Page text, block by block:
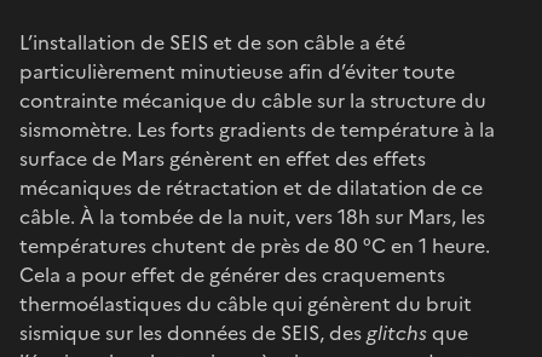
L’installation de SEIS et de son câble a été
particulièrement minutieuse afin d’éviter toute
contrainte mécanique du câble sur la structure du
sismomètre. Les forts gradients de température à la
surface de Mars génèrent en effet des effets
mécaniques de rétractation et de dilatation de ce
câble. À la tombée de la nuit, vers 18h sur Mars, les
températures chutent de près de 80 °C en 1 heure.
Cela a pour effet de générer des craquements
thermoélastiques du câble qui génèrent du bruit
sismique sur les données de SEIS, desglitchsque